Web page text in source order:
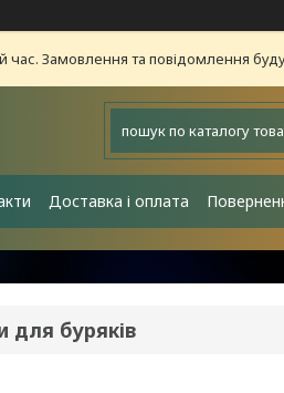
час. Замовлення та повідомлення
Доставка і оплата
для буряків